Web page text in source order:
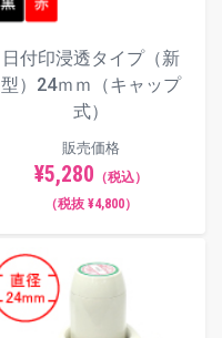
日付印浸透タイプ（新
型）24ｍｍ（キャップ
式）
販売価格
¥5,280 （税込）
（税抜 ¥4,800）